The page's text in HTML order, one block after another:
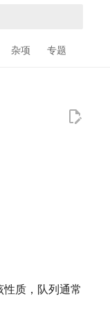
杂项 专题
质，队列通常